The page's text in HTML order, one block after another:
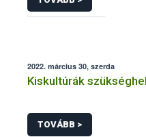
2022. március 30, szerda
Kiskultúrák
TOVÁBB >